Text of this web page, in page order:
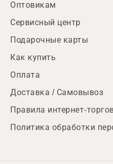
Оптовикам
Сервисный центр
Подарочные карты
Как купить
Оплата
Доставка / Самовывоз
Правила интернет-
Политика обработки